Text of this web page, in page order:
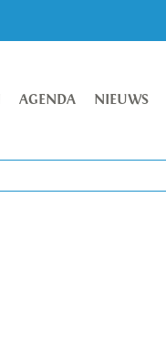
AGENDA NIEUWS